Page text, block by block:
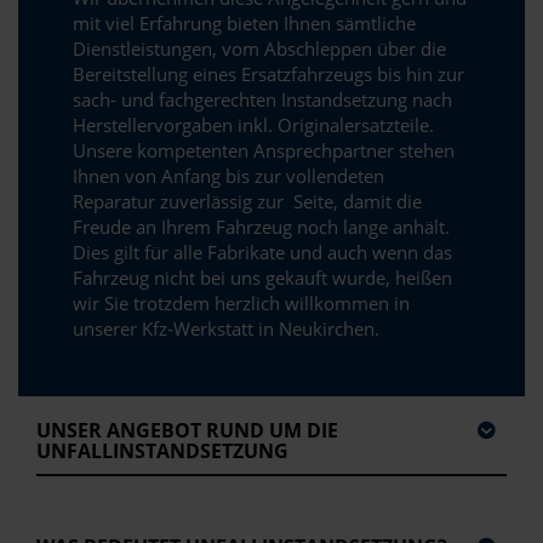
mit viel Erfahrung bieten Ihnen sämtliche
Dienstleistungen, vom Abschleppen über die
Bereitstellung eines Ersatzfahrzeugs bis hin zur
sach- und fachgerechten Instandsetzung nach
Herstellervorgaben inkl. Originalersatzteile.
Unsere kompetenten Ansprechpartner stehen
Ihnen von Anfang bis zur vollendeten
Reparatur zuverlässig zur Seite, damit die
Freude an Ihrem Fahrzeug noch lange anhält.
Dies gilt für alle Fabrikate und auch wenn das
Fahrzeug nicht bei uns gekauft wurde, heißen
wir Sie trotzdem herzlich willkommen in
unserer Kfz-Werkstatt in Neukirchen.
UNSER ANGEBOT RUND UM DIE
UNFALLINSTANDSETZUNG